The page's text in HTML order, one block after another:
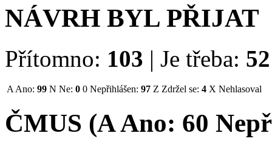
NÁVRH BYL PŘIJAT
Přítomno: 103 | Je třeba: 52
A Ano: 99 N Ne: 0 0 Nepřihlášen: 97 Z Zdržel se: 4 X Nehlasoval
ČMUS (AAno: 60